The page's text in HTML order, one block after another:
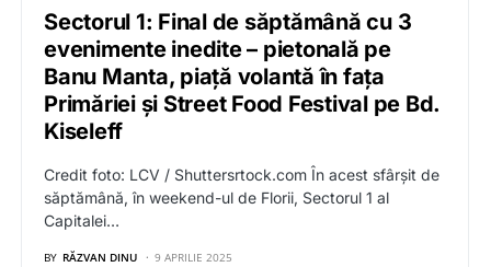
Sectorul 1: Final de săptămână cu 3
evenimente inedite – pietonală pe
Banu Manta, piață volantă în fața
Primăriei și Street Food Festival pe Bd.
Kiseleff
Credit foto: LCV / Shuttersrtock.com În acest sfârșit de
săptămână, în weekend-ul de Florii, Sectorul 1 al
Capitalei…
BY RĂZVAN DINU 9 APRILIE 2025